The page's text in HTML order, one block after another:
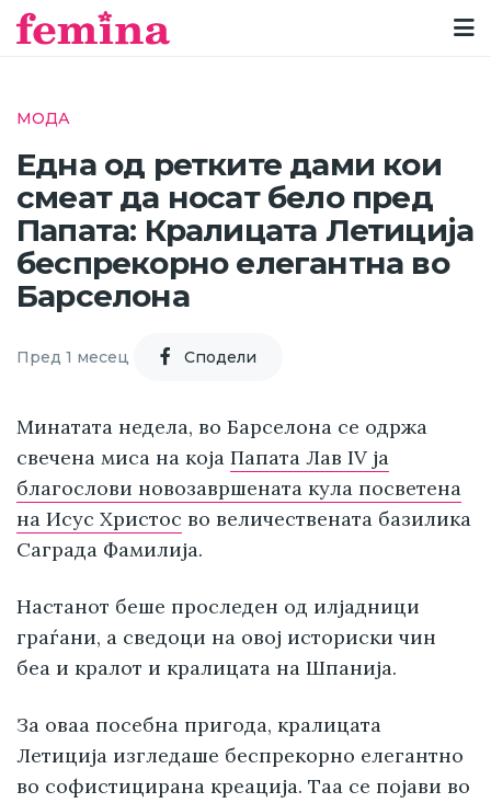
МОДА
Една од ретките дами кои
смеат да носат бело пред
Папата: Кралицата Летиција
беспрекорно елегантна во
Барселона
Пред 1 месец Cподели
Минатата недела, во Барселона се одржа
свечена миса на која Папата Лав IV ја
благослови новозавршената кула посветена
на Исус Христос во величествената базилика
Саграда Фамилија.
Настанот беше проследен од илјадници
граѓани, а сведоци на овој историски чин
беа и кралот и кралицата на Шпанија.
За оваа посебна пригода, кралицата
Летиција изгледаше беспрекорно елегантно
во софистицирана креација. Таа се појави во